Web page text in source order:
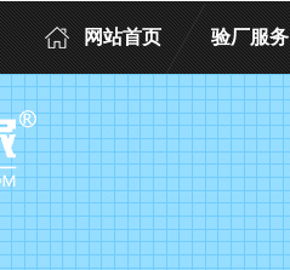
网站首页 验厂服务